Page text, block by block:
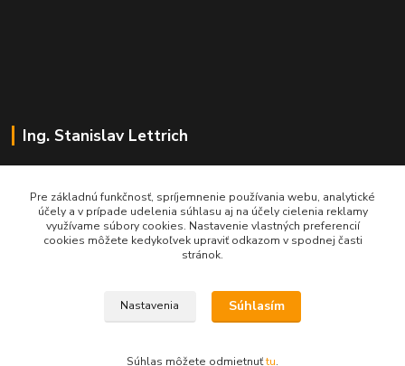
Ing. Stanislav Lettrich
+421 905 545 198
NONSTOP
Pre základnú funkčnosť, spríjemnenie používania webu, analytické
účely a v prípade udelenia súhlasu aj na účely cielenia reklamy
využívame súbory cookies. Nastavenie vlastných preferencií
cookies môžete kedykoľvek upraviť odkazom v spodnej časti
stránok.
Nastavenia Súhlasím
Súhlas môžete odmietnuťtu.